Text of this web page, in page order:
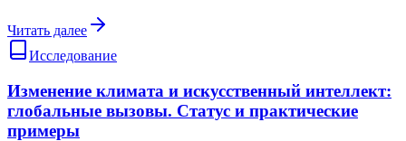
Читать далее
Исследование
Изменение климата и искусственный интеллект:
глобальные вызовы. Статус и практические
примеры